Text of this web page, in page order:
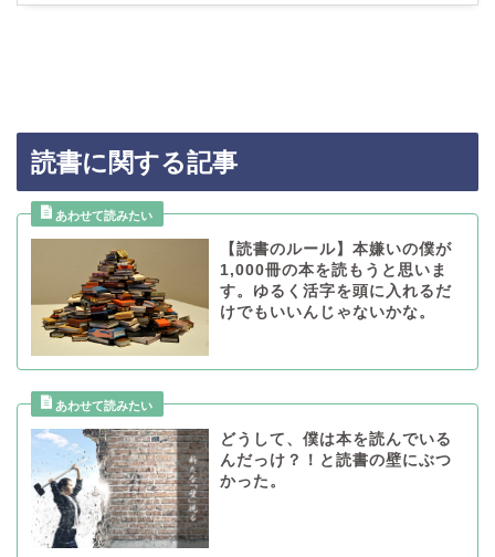
読書に関する記事
【読書のルール】本嫌いの僕が
1,000冊の本を読もうと思いま
す。ゆるく活字を頭に入れるだ
けでもいいんじゃないかな。
どうして、僕は本を読んでいる
んだっけ？！と読書の壁にぶつ
かった。